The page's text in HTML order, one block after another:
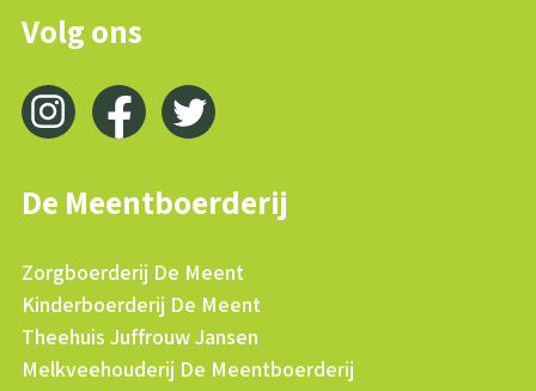
Volg ons
De Meentboerderij
Zorgboerderij De Meent
Kinderboerderij De Meent
Theehuis Juffrouw Jansen
Melkveehouderij De Meentboerderij